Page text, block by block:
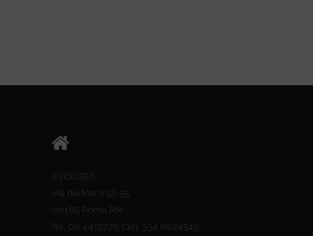
AVIOLIBRI
Via dei Marsi 53-55
00185 Roma RM
Tel. 06.4452275; Cell. 334.8824545